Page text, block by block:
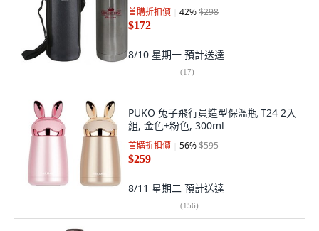
首購折扣價 42%$298
$172
8/10 星期一 預計送達
(17)
PUKO 兔子飛行員造型保溫瓶 T24 2入
組, 金色+粉色, 300ml
首購折扣價 56%$595
$259
8/11 星期二 預計送達
(156)